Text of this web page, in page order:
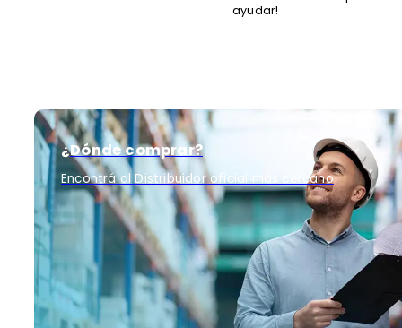
ayudar!
¿Dónde comprar?
Encontrá al Distribuidor oficial más cercano